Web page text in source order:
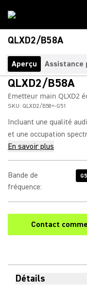
QLXD2/B58A
Aperçu Assistance
QLXD2/B58A
Emetteur main QLXD2
SKU: QLXD2/B58=-G51
Incluant une qualité
et une occupation
En savoir plus
Bande de
fréquence:
Contact
Détails